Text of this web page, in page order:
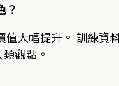
？
大幅提升。 訓練資
觀點。